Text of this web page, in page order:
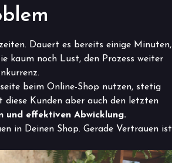
Dauert es bereits einige Minuten,
kaum noch Lust, den Prozess weiter
beim Online-Shop nutzen, stetig
diese Kunden aber auch den letzten
und effektiven Abwicklung.
in Deinen Shop. Gerade Vertrauen ist